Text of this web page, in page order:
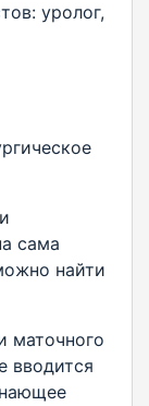
уролог,
сама
найти
маточного
вводится